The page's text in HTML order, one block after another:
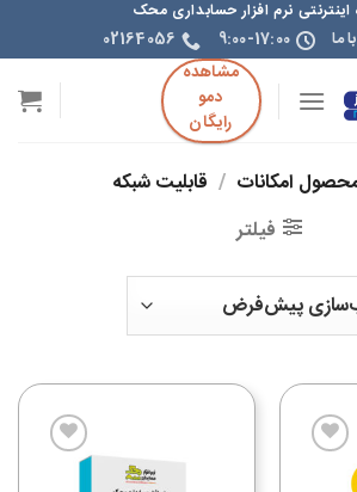
نرم افزار حسابداری محک
ما 9:00-17:00
02164056
مشاهده
دمو
رایگان
امکانات / قابلیت شبکه
فیلتر